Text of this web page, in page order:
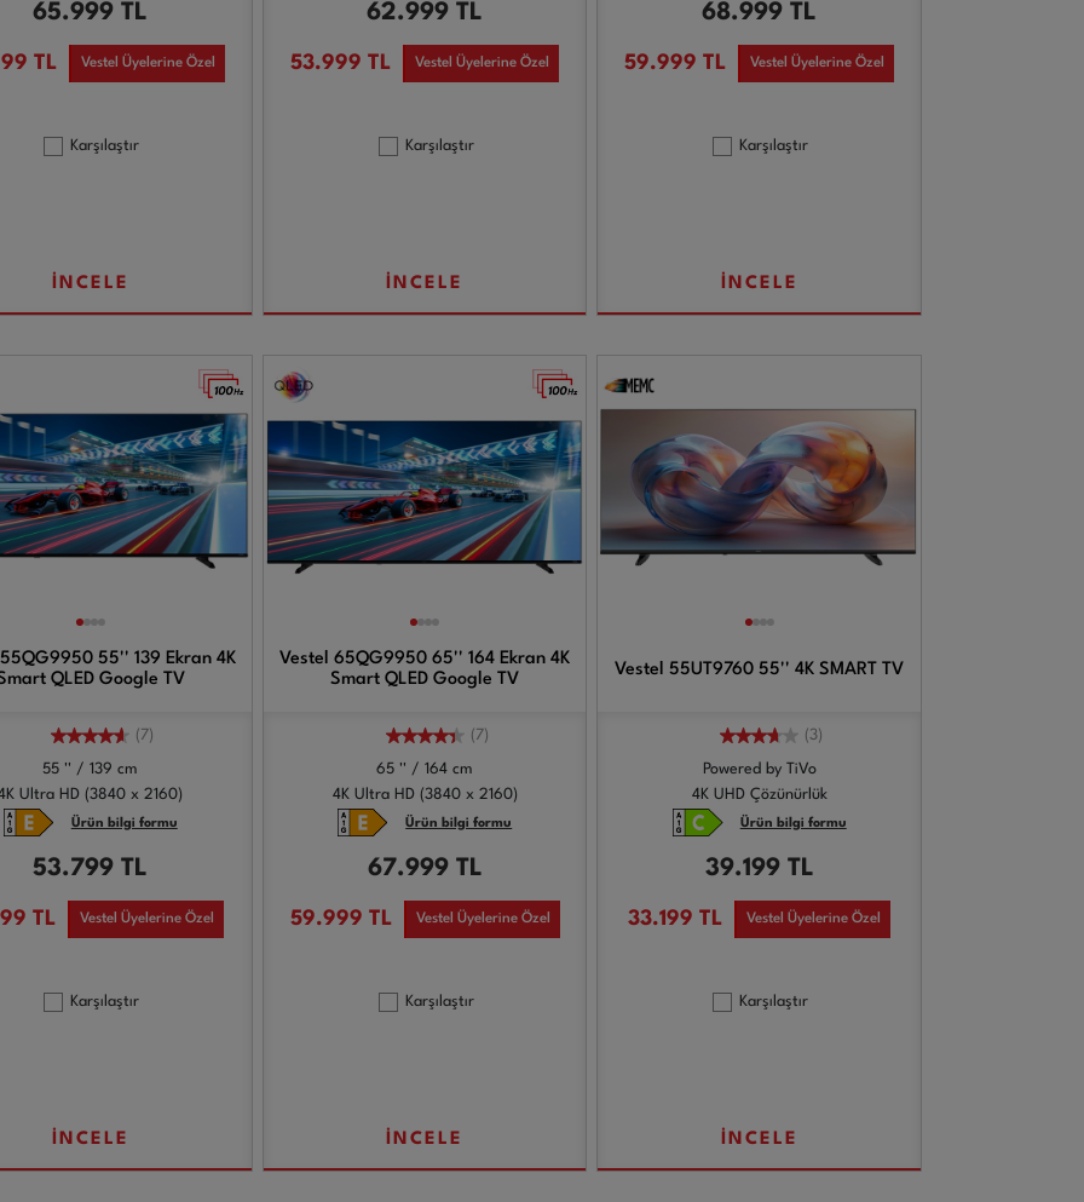
65.999TL
TL Vestel Üyelerine Özel
Karşılaştır
İNCELE
62.999TL
53.999TL Vestel Üyelerine Özel
Karşılaştır
İNCELE
68.999TL
59.999TL Vestel Üyelerine Özel
Karşılaştır
İNCELE
55'' 139 Ekran 4K
QLED Google TV
(7)
55 '' / 139 cm
Ultra HD (3840 x 2160)
Ürün bilgi formu
53.799TL
TL Vestel Üyelerine Özel
Karşılaştır
İNCELE
Vestel 65QG9950 65'' 164 Ekran 4K
Smart QLED Google TV
(7)
65 '' / 164 cm
4K Ultra HD (3840 x 2160)
Ürün bilgi formu
67.999 TL
59.999 TL Vestel Üyelerine Özel
Karşılaştır
İNCELE
Vestel 55UT9760 55'' 4K SMART TV
(3)
Powered by TiVo
4K UHD Çözünürlük
Ürün bilgi formu
39.199 TL
33.199TL Vestel Üyelerine Özel
Karşılaştır
İNCELE